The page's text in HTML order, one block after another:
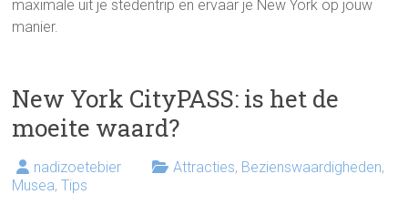
maximale uit je stedentrip en ervaar je New York op jouw
manier.
New York CityPASS: is het de
moeite waard?
nadizoetebier Attracties, Bezienswaardigheden,
Musea,Tips